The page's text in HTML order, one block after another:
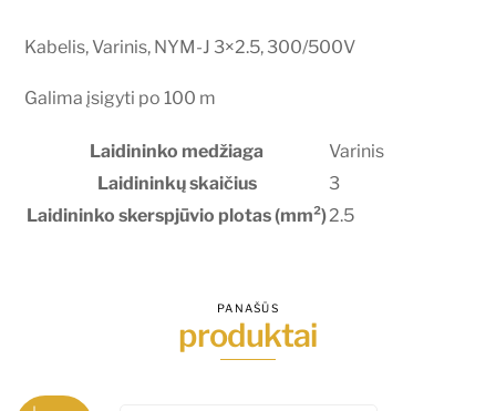
Kabelis, Varinis, NYM-J 3×2.5, 300/500V
Galima įsigyti po 100 m
Laidininko medžiaga
Varinis
Laidininkų skaičius
3
Laidininko skerspjūvio plotas (mm²)2.5
PANAŠŪS
produktai